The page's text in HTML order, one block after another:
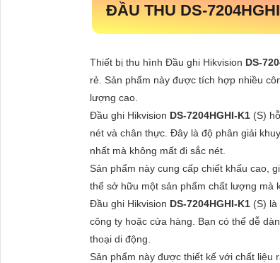
ĐẦU THU DS-
Thiết bị thu hình Đầu ghi Hikvision DS-
rẻ. Sản phẩm này được tích hợp nhiều
lượng cao.
Đầu ghi Hikvision DS-7204HGHI-K1 (S)
nét và chân thực. Đây là độ phân giải
nhất mà không mất đi sắc nét.
Sản phẩm này cung cấp chiết khấu cao,
thể sở hữu một sản phẩm chất lượng mà
Đầu ghi Hikvision DS-7204HGHI-K1 (S)
công ty hoặc cửa hàng. Bạn có thể dễ
thoại di động.
Sản phẩm này được thiết kế với chất liệu